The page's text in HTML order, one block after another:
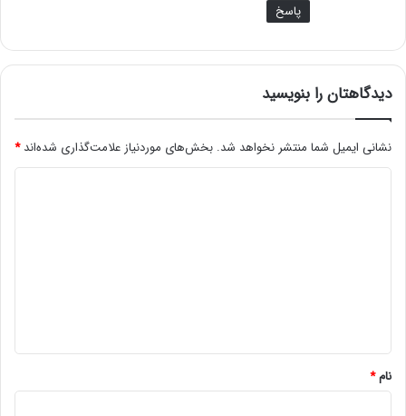
پاسخ
دیدگاهتان را بنویسید
نشانی ایمیل شما منتشر نخواهد شد. بخش‌های موردنیاز علامت‌گذاری شده‌اند*
نام*